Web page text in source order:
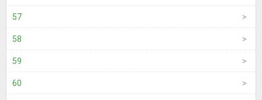
57
58
59
60